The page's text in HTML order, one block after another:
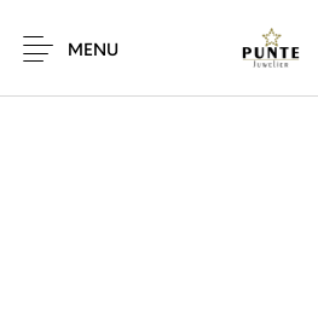
MENU
SALE!